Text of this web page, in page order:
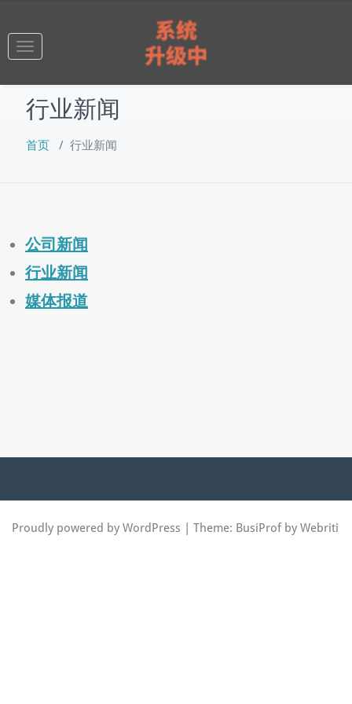
Toggle
行业新闻
首页 / 行业新闻
公司新闻
行业新闻
媒体报道
Proudly powered by WordPress | Theme: BusiProfby Webriti